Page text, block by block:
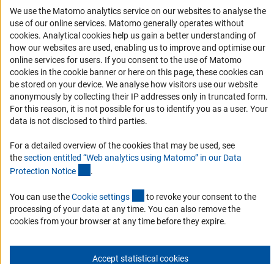
Финансирование
Совместные конкурсы с российскими партнёрскими
организациями
Партнёры DFG в России
Часто задаваемые вопросы (FAQ)
DFG Newsletter
Receive news from the DFG directly in your mailbox.
Контакты Политика конфиденциальности Выходные данные
We use the Matomo analytics service on our websites to analyse the
use of our online services. Matomo generally operates without
cookies(Anc
. Analytical cookies help us gain a better understanding of
how our websites are used, enabling us to improve and optimise our
online services for users. If you consent to the use of Matomo
cookies in the cookie banner or here on this page, these cookies can
be stored on your device. We analyse how visitors use our website
anonymously by collecting their IP addresses only in truncated form.
For this reason, it is not possible for us to identify you as a user. Your
data is not disclosed to third parties.
For a detailed overview of the cookies that may be used, see
thesection entitled “Web analytics using Matomo” in our Data
Protection Notice .
You can use theCookie settings (externer Link)
to revoke your consent to the
processing of your data at any time. You can also remove the
cookies from your browser at any time before they expire.
Accept statistical cookies